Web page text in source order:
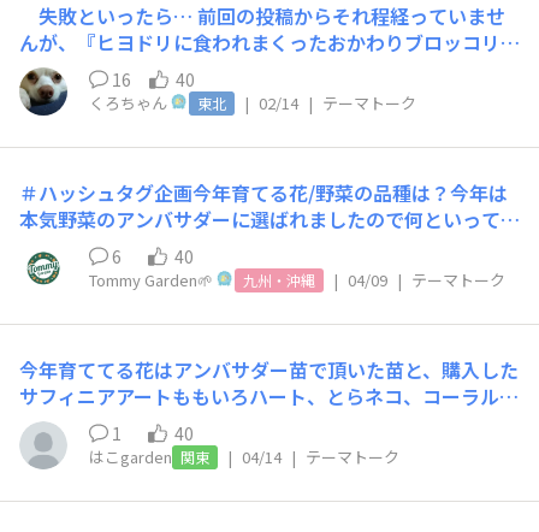
と、ガーデニング以外の生活全般などなどなとなど頑張り
ます！
失敗といったら… 前回の投稿からそれ程経っていませ
んが、『ヒヨドリに食われまくったおかわりブロッコリー
🥦』‼️ 失敗理由 １・人の目が届きにくい場所に置いたこ
と ２・ネットの掛け方が適当だったこと ３・ヒヨドリの
食欲を侮っていたこと 以上3点です😂 画像は最早諦め
て、放置した姿です。 葉は丸刈りにされましたが、本来
たようです。 どうせなら処分が楽なように、全部食べて
ほしい…😂😂😂 リベンジは今のところ予定なし。残され
たクキッコリーは、目の届く場所に移動させ、ネットもし
っかり掛けましたので、今のところは無事です🤭
16 40
くろちゃん 東北 | 02/14 | テーマトーク
​​​​＃ハッシュタグ企画今年育てる花/野菜の品種は？​今年は
本気野菜のアンバサダーに選ばれましたので何といっても
家庭菜園デビューするというのが大きな挑戦です💪🍅🥒✨
お花では出会えたら今年の新色サンパラソル「ブルーフォ
リア」を育ててみたいかなぁ。去年から育てているクライ
ミングサンパラソルと2色仕立てで育てたいなと思ってい
ね・・・💦今お庭ではキララが可愛く咲いている真っ最中
です❁…といいつつ、キララの写真は前に出したから去年
のクライミングサンパラソルの写真っていう…ね😉
6 40
Tommy Garden🌱 九州・沖縄 | 04/09 | テーマトーク
今年育ててる花はアンバサダー苗で頂いた苗と、購入した
サフィニアアートももいろハート、とらネコ、コーラルチ
ーク、セネッティ。2年目のボンザマーガレットイチゴシ
ョートです😊ミルフルも最近まで居ました。画像は植え
付けたアンバサダー苗のリトルチュチュ🍋何だか好きな雰
囲気です♡
1 40
はこgarden 関東 | 04/14 | テーマトーク